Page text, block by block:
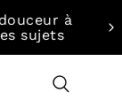
à
sujets